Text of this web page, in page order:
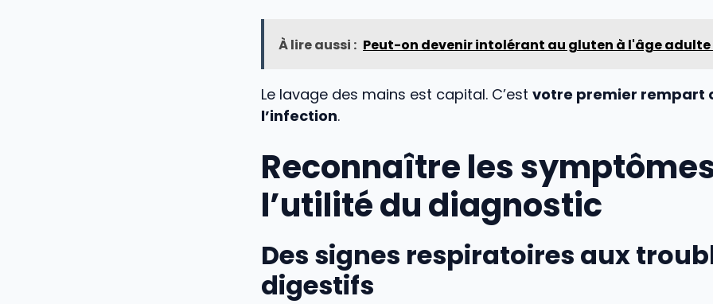
À lire aussi : Peut-on devenir intolérant au gluten à l'âge adulte
Le lavage des mains est capital. C’est votre premier rempart
l’infection.
Reconnaître les
l’utilité du diagnostic
Des signes respiratoires aux
digestifs